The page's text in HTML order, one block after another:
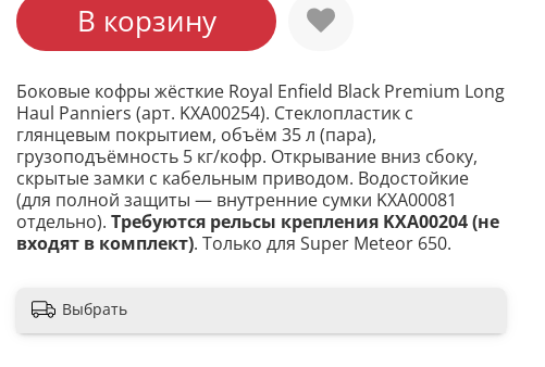
В корзину
Боковые кофры жёсткие Royal Enfield Black Premium Long
Haul Panniers (арт. KXA00254). Стеклопластик с
глянцевым покрытием, объём 35 л (пара),
грузоподъёмность 5 кг/кофр. Открывание вниз сбоку,
скрытые замки с кабельным приводом. Водостойкие
(для полной защиты — внутренние сумки KXA00081
отдельно). Требуются рельсы крепления KXA00204 (не
входят в комплект). Только для Super Meteor 650.
Выбрать